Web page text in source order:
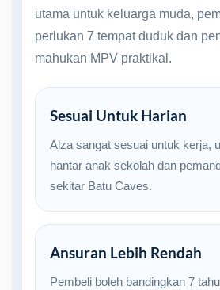
utama untuk keluarga muda,
perlukan 7 tempat duduk dan
mahukan MPV praktikal.
Sesuai Untuk Harian
Alza sangat sesuai untuk kerja,
hantar anak sekolah dan
sekitar Batu Caves.
Ansuran Lebih Rendah
Pembeli boleh bandingkan 7